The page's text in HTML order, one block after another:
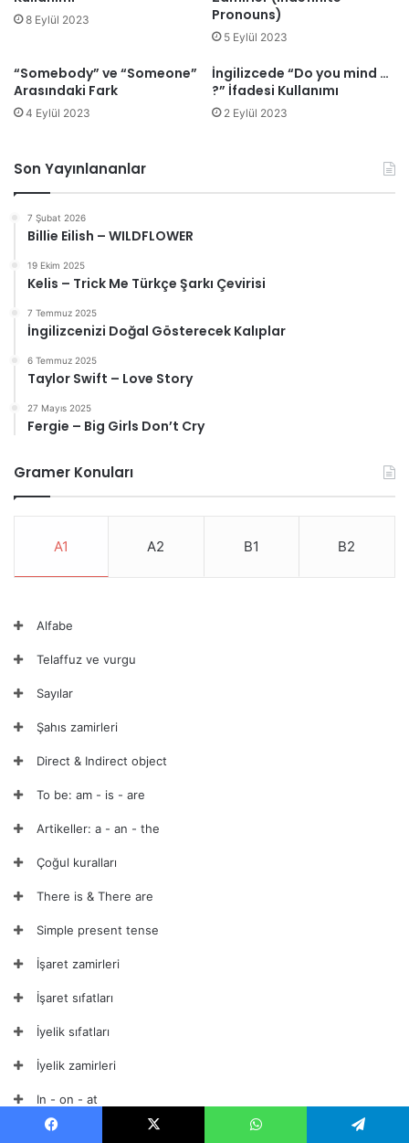
8 Eylül 2023
Pronouns)
5 Eylül 2023
“Somebody” ve “Someone”
Arasındaki Fark
4 Eylül 2023
İngilizcede “Do you mind …
?” İfadesi Kullanımı
2 Eylül 2023
Son Yayınlananlar
7 Şubat 2026
Billie Eilish – WILDFLOWER
19 Ekim 2025
Kelis – Trick Me Türkçe Şarkı Çevirisi
7 Temmuz 2025
İngilizcenizi Doğal Gösterecek Kalıplar
6 Temmuz 2025
Taylor Swift – Love Story
27 Mayıs 2025
Fergie – Big Girls Don’t Cry
Gramer Konuları
A1 A2 B1 B2
Alfabe
Telaffuz ve vurgu
Sayılar
Şahıs zamirleri
Direct & Indirect object
To be: am - is - are
Artikeller: a - an - the
Çoğul kuralları
There is & There are
Simple present tense
İşaret zamirleri
İşaret sıfatları
İyelik sıfatları
İyelik zamirleri
In - on - at
Saatler